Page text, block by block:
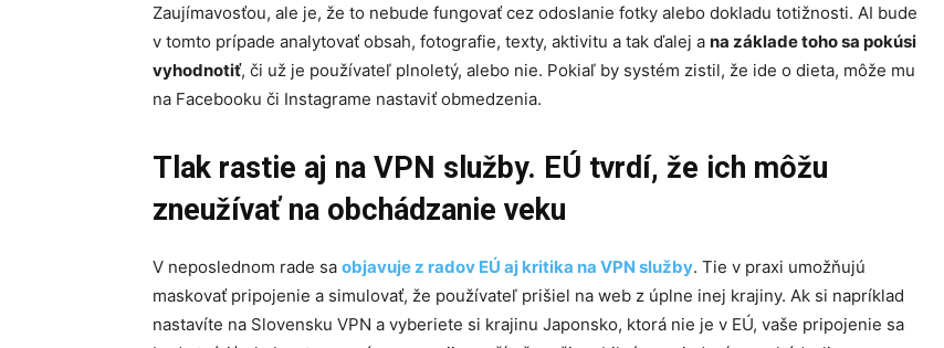
Zaujímavosťou, ale je, že to nebude fungovať cez odoslanie fotky alebo dokladu totižnosti. AI bude
v tomto prípade analytovať obsah, fotografie, texty, aktivitu a tak ďalej a na základe toho sa pokúsi
vyhodnotiť, či už je používateľ plnoletý, alebo nie. Pokiaľ by systém zistil, že ide o dieta, môže mu
na Facebooku či Instagrame nastaviť obmedzenia.
Tlak rastie aj na VPN služby. EÚ tvrdí, že ich môžu
zneužívať na obchádzanie veku
V neposlednom rade sa objavuje z radov EÚ aj kritika na VPN služby. Tie v praxi umožňujú
maskovať pripojenie a simulovať, že používateľ prišiel na web z úplne inej krajiny. Ak si napríklad
nastavíte na Slovensku VPN a vyberiete si krajinu Japonsko, ktorá nie je v EÚ, vaše pripojenie sa